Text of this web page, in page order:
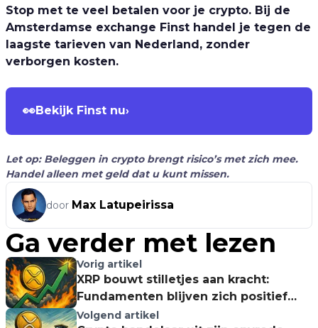
Stop met te veel betalen voor je crypto. Bij de
Amsterdamse exchange Finst handel je tegen de
laagste tarieven van Nederland, zonder
verborgen kosten.
👀Bekijk Finst nu›
Let op: Beleggen in crypto brengt risico’s met zich mee.
Handel alleen met geld dat u kunt missen.
door Max Latupeirissa
Ga verder met lezen
Vorig artikel
XRP bouwt stilletjes aan kracht:
Fundamenten blijven zich positief
ontwikkelen
Volgend artikel